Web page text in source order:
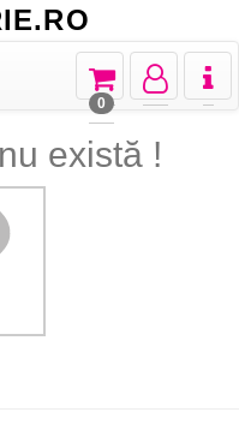
Toggle
Toggle
navigation
Toggle
navigation
0
există !